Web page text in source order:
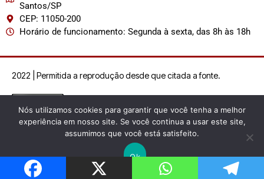
Santos/SP
CEP: 11050-200
Horário de funcionamento: Segunda à sexta, das 8h às 18h
2022 | Permitida a reprodução desde que citada a fonte.
Nós utilizamos cookies para garantir que você tenha a melhor
experiência em nosso site. Se você continua a usar este site,
assumimos que você está satisfeito.
Ok